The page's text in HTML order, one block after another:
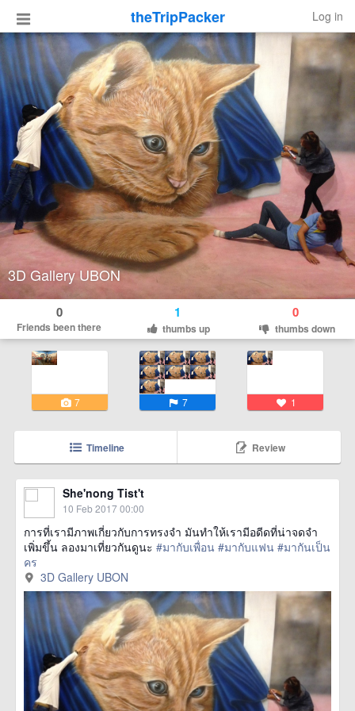
theTripPacker Log in
3D Gallery UBON
0
Friends been there
1
thumbs up
0
thumbs down
7 7 1
Timeline Review
She'nong Tist't
10 Feb 2017 00:00
การที่เรามีภาพเกี่ยวกับการทรงจำ มันทำให้เรามีอดีดที่น่าจดจำ
เพิ่มขึ้น ลองมาเที่ยวกันดูนะ #มากับเพื่อน #มากับแฟน #มากันเป็น
คร
href=https://m.thetrippacker.com/en/image/3DGalleryUBON/
more
3D Gallery UBON